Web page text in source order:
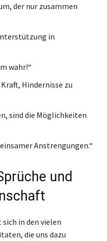
der nur zusammen
in
wahr!“
Hindernisse zu
sind die Möglichkeiten
Anstrengungen.“
und
in den vielen
die uns dazu